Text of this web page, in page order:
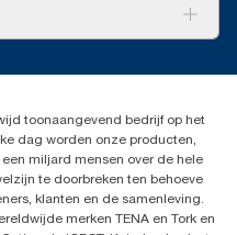
toonaangevend bedrijf op het
dag worden onze producten,
miljard mensen over de hele
te doorbreken ten behoeve
klanten en de samenleving.
merken TENA en Tork en